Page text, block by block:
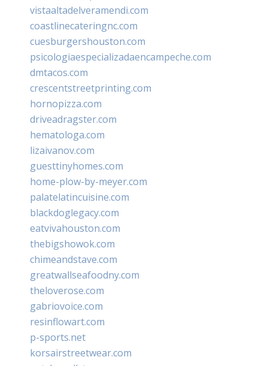
vistaaltadelveramendi.com
coastlinecateringnc.com
cuesburgershouston.com
psicologiaespecializadaencampeche.com
dmtacos.com
crescentstreetprinting.com
hornopizza.com
driveadragster.com
hematologa.com
lizaivanov.com
guesttinyhomes.com
home-plow-by-meyer.com
palatelatincuisine.com
blackdoglegacy.com
eatvivahouston.com
thebigshowok.com
chimeandstave.com
greatwallseafoodny.com
theloverose.com
gabriovoice.com
resinflowart.com
p-sports.net
korsairstreetwear.com